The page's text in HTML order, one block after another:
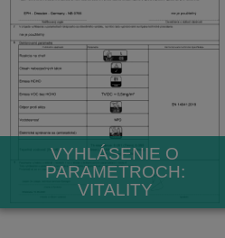
VYHLÁSENIE O
PARAMETROCH:
VITALITY